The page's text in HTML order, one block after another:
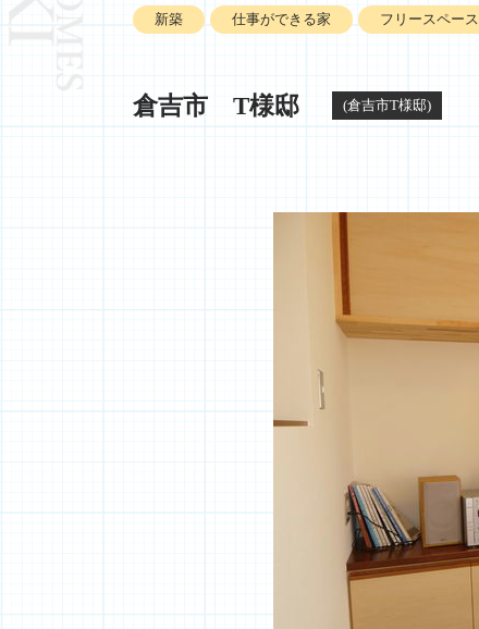
新築 仕事ができる家 フリースペース
倉吉市 T様邸 (倉吉市T様邸)